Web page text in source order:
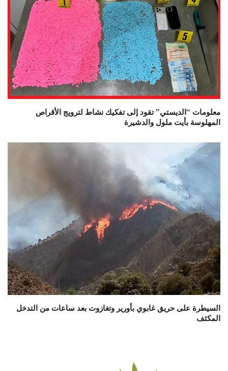
معلومات “الديستي” تقود إلى تفكيك نشاط لترويج الأقراص
المهلوسة بأيت ملول والدشيرة
السيطرة على حريق غابوي بأورير وتغازوت بعد ساعات من التدخل
المكثف